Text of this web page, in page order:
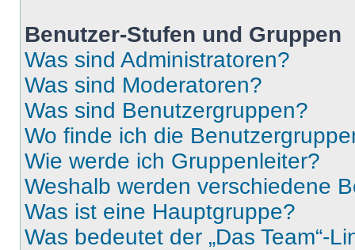
Benutzer-Stufen und Gruppen
Was sind Administratoren?
Was sind Moderatoren?
Was sind Benutzergruppen?
Wo finde ich die
Wie werde ich Gruppenleiter?
Weshalb werden verschiedene
Was ist eine Hauptgruppe?
Was bedeutet der „Das Team“-